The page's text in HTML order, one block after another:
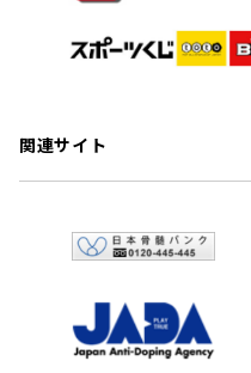
関連サイト